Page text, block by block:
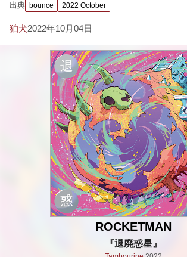
出典 bounce 2022 October
狛犬2022年10月04日
ROCKETMAN
『退廃惑星』